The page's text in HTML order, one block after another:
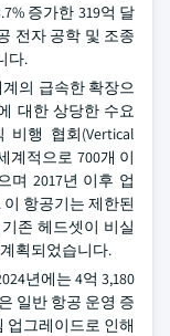
증가한 319억 달
전자 공학 및 조종
다.
의 급속한 확장으
대한 상당한 수요
비행 협회(Vertical
계적으로 700개 이
며 2017년 이후 업
항공기는 제한된
존 헤드셋이 비실
획되었습니다.
년에는 4억 3,180
일반 항공 운영 증
업그레이드로 인해